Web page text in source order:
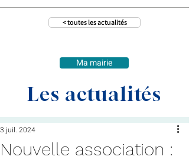
< toutes les actualités
Ma mairie
Les actualités
Nouvelle association :
3 juil. 2024